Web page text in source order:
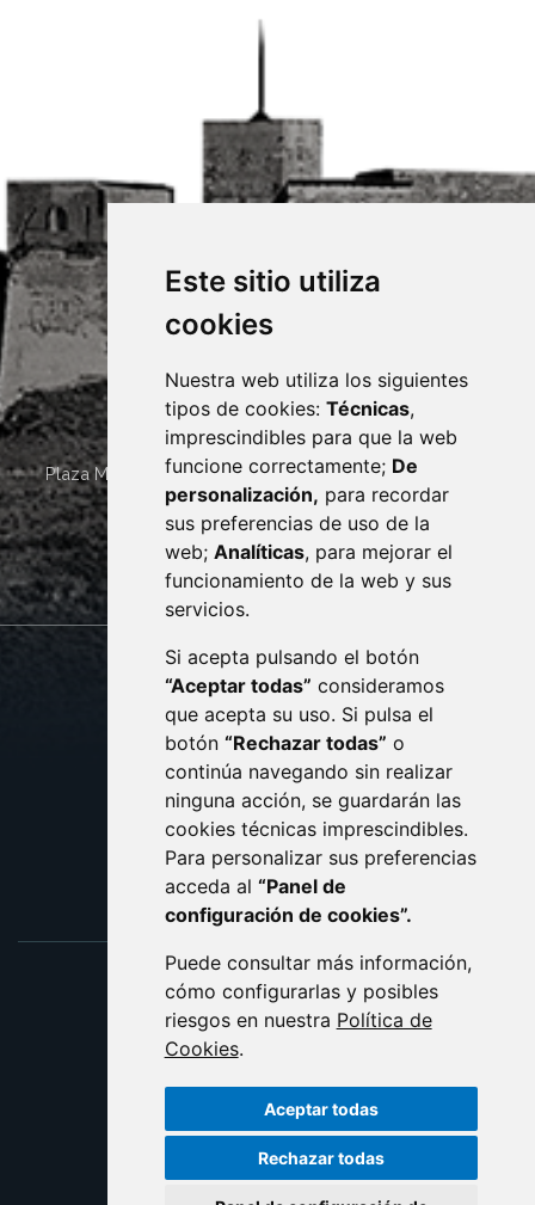
Este sitio utiliza
cookies
Nuestra web utiliza los siguientes
tipos de cookies: Técnicas,
imprescindibles para que la web
funcione correctamente; De
personalización, para recordar
sus preferencias de uso de la
web; Analíticas, para mejorar el
funcionamiento de la web y sus
servicios.
Si acepta pulsando el botón
“Aceptar todas” consideramos
que acepta su uso. Si pulsa el
botón “Rechazar todas” o
continúa navegando sin realizar
ninguna acción, se guardarán las
cookies técnicas imprescindibles.
Para personalizar sus preferencias
acceda al “Panel de
configuración de cookies”.
Puede consultar más información,
cómo configurarlas y posibles
riesgos en nuestra Política de
Cookies.
Aceptar todas
Rechazar todas
Plaza Mayor 4 22400 MONZÓN - ARAGÓN (ESPAÑA)
· (34) 974 400 700 ·
sac@monzon.es
monzon.es
CONTACTO
AVISO LEGAL
PROTECCIÓN DE DATOS
POLÍTICA DE COOKIES
ACCESIBILIDAD
ENLACE EXTERNO AL